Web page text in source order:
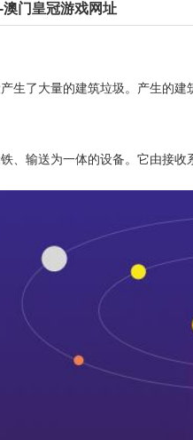
门皇冠游戏网址
生了大量的建筑垃圾。产生的
、输送为一体的设备。它由接